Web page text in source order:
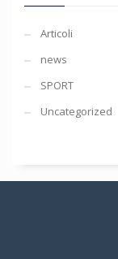
Articoli
news
SPORT
Uncategorized